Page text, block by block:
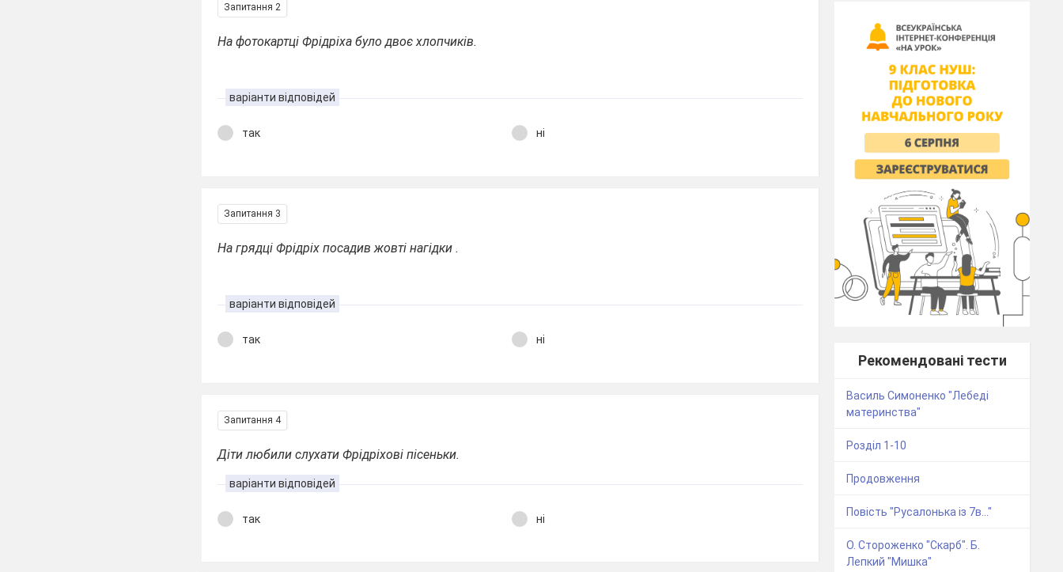
Запитання 2
На фотокартці Фрідріха було двоє хлопчиків.
варіанти відповідей
так ні
Запитання 3
На грядці Фрідріх посадив жовті нагідки .
варіанти відповідей
так ні
Запитання 4
Діти любили слухати Фрідріхові пісеньки.
варіанти відповідей
так ні
Рекомендовані тести
Василь Симоненко "Лебеді
материнства"
Розділ 1-10
Продовження
Повість "Русалонька із 7в..."
О. Стороженко "Скарб". Б.
Лепкий "Мишка"